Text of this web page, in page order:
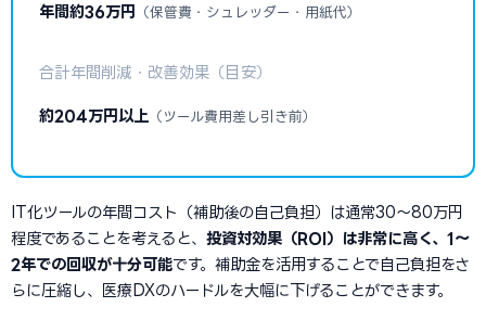
年間約36万円 （保管費・シュレッダー・用紙代）
合計年間削減・改善効果（目安）
約204万円以上 （ツール費用差し引き前）
IT化ツールの年間コスト（補助後の自己負担）は通常30〜80万円
程度であることを考えると、 投資対効果（ROI）は非常に高く、1〜
2年での回収が十分可能です。補助金を活用することで自己負担をさ
らに圧縮し、医療DXのハードルを大幅に下げることができます。